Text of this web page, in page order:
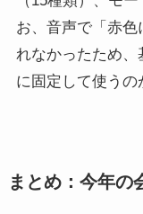
お、音声で「赤色
れなかったため
に固定して使うの
まとめ：今年の